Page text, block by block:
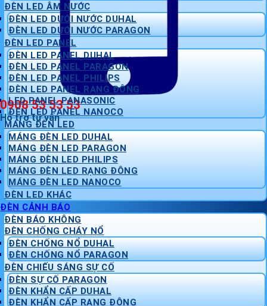
0908 53 53 53
Hỗ trợ tư vấn
ĐÈN LED ÂM NƯỚC
ĐÈN LED DƯỚI NƯỚC DUHAL
ĐÈN LED DƯỚI NƯỚC PARAGON
ĐÈN LED PANEL
ĐÈN LED PANEL DUHAL
ĐÈN LED PANEL PARAGON
ĐÈN LED PANEL PHILIPS
ĐÈN LED PANEL RẠNG ĐÔNG
LED PANEL PANASONIC
ĐÈN LED PANEL NANOCO
MÁNG ĐÈN LED
MÁNG ĐÈN LED DUHAL
MÁNG ĐÈN LED PARAGON
MÁNG ĐÈN LED PHILIPS
MÁNG ĐÈN LED RẠNG ĐÔNG
MÁNG ĐÈN LED NANOCO
ĐÈN LED KHÁC
ĐÈN CẢNH BÁO
ĐÈN BÁO KHÔNG
ĐÈN CHỐNG CHÁY NỔ
ĐÈN CHỐNG NỔ DUHAL
ĐÈN CHỐNG NỔ PARAGON
ĐÈN CHIẾU SÁNG SỰ CỐ
ĐÈN SỰ CỐ PARAGON
ĐÈN KHẨN CẤP DUHAL
ĐÈN KHẨN CẤP RẠNG ĐÔNG